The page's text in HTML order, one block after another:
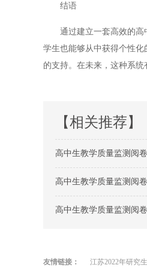
结语
通过建立一套高效的高中
学生也能够从中获得个性
的支持。在未来，这种系统
【相关推荐】
高中生教学质量监测阅
高中生教学质量监测阅
高中生教学质量监测阅
友情链接： 江苏2022年研究